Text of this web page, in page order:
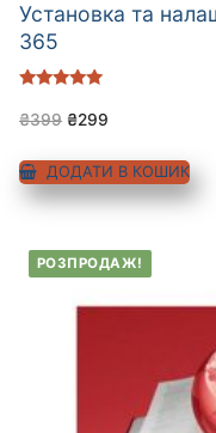
Установка та
365
5.00
₴399 ₴299
ДОДАТИ В КОШИК
РОЗПРОДАЖ!